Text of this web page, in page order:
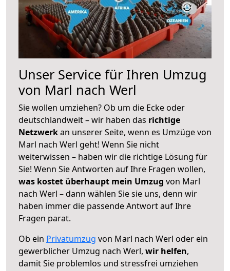
Unser Service für Ihren Umzug
von Marl nach Werl
Sie wollen umziehen? Ob um die Ecke oder
deutschlandweit – wir haben das richtige
Netzwerkan unserer Seite, wenn es Umzüge von
Marl nach Werl geht! Wenn Sie nicht
weiterwissen – haben wir die richtige Lösung für
Sie! Wenn Sie Antworten auf Ihre Fragen wollen,
was kostet überhaupt mein Umzug von Marl
nach Werl – dann wählen Sie sie uns, denn wir
haben immer die passende Antwort auf Ihre
Fragen parat.
Ob ein Privatumzug von Marl nach Werl oder ein
gewerblicher Umzug nach Werl, wir helfen,
damit Sie problemlos und stressfrei umziehen